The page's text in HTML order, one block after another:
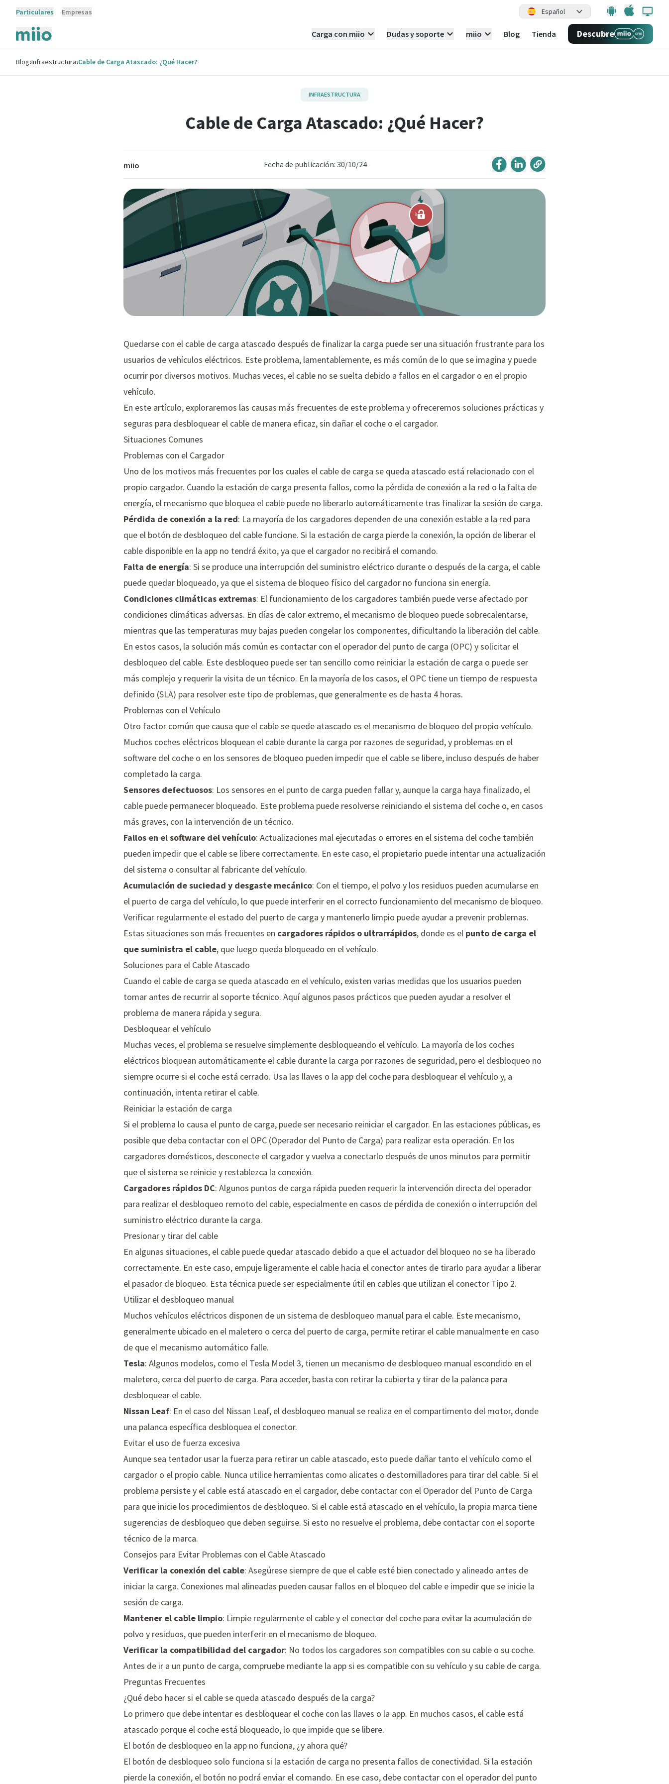
Particulares Empresas Español
Carga con miio Dudas y soporte miio Blog Tienda Descubre
Blog›Infraestructura›Cable de Carga Atascado: ¿Qué Hacer?
INFRAESTRUCTURA
Cable de Carga Atascado: ¿Qué Hacer?
miio Fecha de publicación: 30/10/24
Quedarse con el cable de carga atascado después de finalizar la carga puede ser una situación frustrante para los
usuarios de vehículos eléctricos. Este problema, lamentablemente, es más común de lo que se imagina y puede
ocurrir por diversos motivos. Muchas veces, el cable no se suelta debido a fallos en el cargador o en el propio
vehículo.
En este artículo, exploraremos las causas más frecuentes de este problema y ofreceremos soluciones prácticas y
seguras para desbloquear el cable de manera eficaz, sin dañar el coche o el cargador.
Situaciones Comunes
Problemas con el Cargador
Uno de los motivos más frecuentes por los cuales el cable de carga se queda atascado está relacionado con el
propio cargador. Cuando la estación de carga presenta fallos, como la pérdida de conexión a la red o la falta de
energía, el mecanismo que bloquea el cable puede no liberarlo automáticamente tras finalizar la sesión de carga.
Pérdida de conexión a la red: La mayoría de los cargadores dependen de una conexión estable a la red para
que el botón de desbloqueo del cable funcione. Si la estación de carga pierde la conexión, la opción de liberar el
cable disponible en la app no tendrá éxito, ya que el cargador no recibirá el comando.
Falta de energía: Si se produce una interrupción del suministro eléctrico durante o después de la carga, el cable
puede quedar bloqueado, ya que el sistema de bloqueo físico del cargador no funciona sin energía.
Condiciones climáticas extremas: El funcionamiento de los cargadores también puede verse afectado por
condiciones climáticas adversas. En días de calor extremo, el mecanismo de bloqueo puede sobrecalentarse,
mientras que las temperaturas muy bajas pueden congelar los componentes, dificultando la liberación del cable.
En estos casos, la solución más común es contactar con el operador del punto de carga (OPC) y solicitar el
desbloqueo del cable. Este desbloqueo puede ser tan sencillo como reiniciar la estación de carga o puede ser
más complejo y requerir la visita de un técnico. En la mayoría de los casos, el OPC tiene un tiempo de respuesta
definido (SLA) para resolver este tipo de problemas, que generalmente es de hasta 4 horas.
Problemas con el Vehículo
Otro factor común que causa que el cable se quede atascado es el mecanismo de bloqueo del propio vehículo.
Muchos coches eléctricos bloquean el cable durante la carga por razones de seguridad, y problemas en el
software del coche o en los sensores de bloqueo pueden impedir que el cable se libere, incluso después de haber
completado la carga.
Sensores defectuosos: Los sensores en el punto de carga pueden fallar y, aunque la carga haya finalizado, el
cable puede permanecer bloqueado. Este problema puede resolverse reiniciando el sistema del coche o, en casos
más graves, con la intervención de un técnico.
Fallos en el software del vehículo: Actualizaciones mal ejecutadas o errores en el sistema del coche también
pueden impedir que el cable se libere correctamente. En este caso, el propietario puede intentar una actualización
del sistema o consultar al fabricante del vehículo.
Acumulación de suciedad y desgaste mecánico: Con el tiempo, el polvo y los residuos pueden acumularse en
el puerto de carga del vehículo, lo que puede interferir en el correcto funcionamiento del mecanismo de bloqueo.
Verificar regularmente el estado del puerto de carga y mantenerlo limpio puede ayudar a prevenir problemas.
Estas situaciones son más frecuentes en cargadores rápidos o ultrarrápidos, donde es el punto de carga el
que suministra el cable, que luego queda bloqueado en el vehículo.
Soluciones para el Cable Atascado
Cuando el cable de carga se queda atascado en el vehículo, existen varias medidas que los usuarios pueden
tomar antes de recurrir al soporte técnico. Aquí algunos pasos prácticos que pueden ayudar a resolver el
problema de manera rápida y segura.
Desbloquear el vehículo
Muchas veces, el problema se resuelve simplemente desbloqueando el vehículo. La mayoría de los coches
eléctricos bloquean automáticamente el cable durante la carga por razones de seguridad, pero el desbloqueo no
siempre ocurre si el coche está cerrado. Usa las llaves o la app del coche para desbloquear el vehículo y, a
continuación, intenta retirar el cable.
Reiniciar la estación de carga
Si el problema lo causa el punto de carga, puede ser necesario reiniciar el cargador. En las estaciones públicas, es
posible que deba contactar con el OPC (Operador del Punto de Carga) para realizar esta operación. En los
cargadores domésticos, desconecte el cargador y vuelva a conectarlo después de unos minutos para permitir
que el sistema se reinicie y restablezca la conexión.
Cargadores rápidos DC: Algunos puntos de carga rápida pueden requerir la intervención directa del operador
para realizar el desbloqueo remoto del cable, especialmente en casos de pérdida de conexión o interrupción del
suministro eléctrico durante la carga.
Presionar y tirar del cable
En algunas situaciones, el cable puede quedar atascado debido a que el actuador del bloqueo no se ha liberado
correctamente. En este caso, empuje ligeramente el cable hacia el conector antes de tirarlo para ayudar a liberar
el pasador de bloqueo. Esta técnica puede ser especialmente útil en cables que utilizan el conector Tipo 2.
Utilizar el desbloqueo manual
Muchos vehículos eléctricos disponen de un sistema de desbloqueo manual para el cable. Este mecanismo,
generalmente ubicado en el maletero o cerca del puerto de carga, permite retirar el cable manualmente en caso
de que el mecanismo automático falle.
Tesla: Algunos modelos, como el Tesla Model 3, tienen un mecanismo de desbloqueo manual escondido en el
maletero, cerca del puerto de carga. Para acceder, basta con retirar la cubierta y tirar de la palanca para
desbloquear el cable.
Nissan Leaf: En el caso del Nissan Leaf, el desbloqueo manual se realiza en el compartimento del motor, donde
una palanca específica desbloquea el conector.
Evitar el uso de fuerza excesiva
Aunque sea tentador usar la fuerza para retirar un cable atascado, esto puede dañar tanto el vehículo como el
cargador o el propio cable. Nunca utilice herramientas como alicates o destornilladores para tirar del cable. Si el
problema persiste y el cable está atascado en el cargador, debe contactar con el Operador del Punto de Carga
para que inicie los procedimientos de desbloqueo. Si el cable está atascado en el vehículo, la propia marca tiene
sugerencias de desbloqueo que deben seguirse. Si esto no resuelve el problema, debe contactar con el soporte
técnico de la marca.
Consejos para Evitar Problemas con el Cable Atascado
Verificar la conexión del cable: Asegúrese siempre de que el cable esté bien conectado y alineado antes de
iniciar la carga. Conexiones mal alineadas pueden causar fallos en el bloqueo del cable e impedir que se inicie la
sesión de carga.
Mantener el cable limpio: Limpie regularmente el cable y el conector del coche para evitar la acumulación de
polvo y residuos, que pueden interferir en el mecanismo de bloqueo.
Verificar la compatibilidad del cargador: No todos los cargadores son compatibles con su cable o su coche.
Antes de ir a un punto de carga, compruebe mediante la app si es compatible con su vehículo y su cable de carga.
Preguntas Frecuentes
¿Qué debo hacer si el cable se queda atascado después de la carga?
Lo primero que debe intentar es desbloquear el coche con las llaves o la app. En muchos casos, el cable está
atascado porque el coche está bloqueado, lo que impide que se libere.
El botón de desbloqueo en la app no funciona, ¿y ahora qué?
El botón de desbloqueo solo funciona si la estación de carga no presenta fallos de conectividad. Si la estación
pierde la conexión, el botón no podrá enviar el comando. En ese caso, debe contactar con el operador del punto